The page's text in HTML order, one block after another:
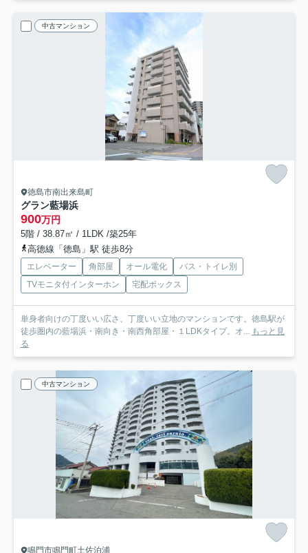
中古マンション
徳島市南出来島町
グラン藍場浜
900万円
5階 / 38.87㎡ / 1LDK /築25年
高徳線「徳島」駅 徒歩8分
エレベーター 角部屋 オール電化
バス・トイレ別
TVモニタ付インターホン
宅配ボックス
単身者向けの丁度いい広さ、丁度いい立地のマンションです。徳島駅が
徒歩圏内の藍場浜・南向き・南西角部屋・１LDKタイプ。オ... もっと見
る
中古マンション
鳴門市鳴門町土佐泊浦